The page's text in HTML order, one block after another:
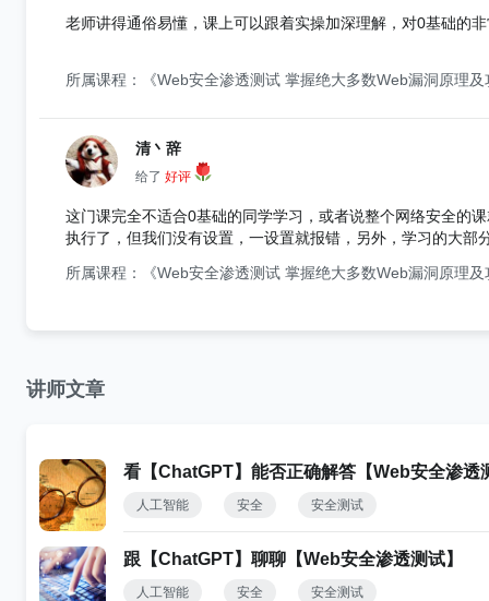
老师讲得通俗易懂，课上可以跟着实操加深理解，对0基础的
所属课程：《Web安全渗透测试 掌握绝大多数Web漏洞原理
清丶辞
给了 好评
这门课完全不适合0基础的同学学习，或者说整个网络安全的
执行了，但我们没有设置，一设置就报错，另外，学习的大
义在哪里
所属课程：《Web安全渗透测试 掌握绝大多数Web漏洞原理
讲师文章
看【ChatGPT】能否正确解答【Web安全渗透
人工智能 安全 安全测试
跟【ChatGPT】聊聊【Web安全渗透测试】
人工智能 安全 安全测试